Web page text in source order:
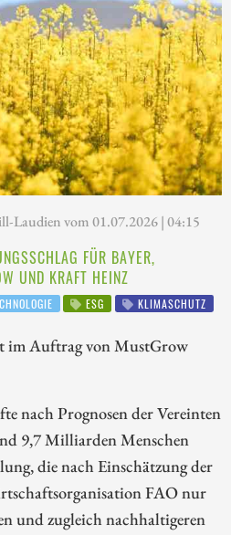
Laudien vom 01.07.2026 | 04:15
FÜR BAYER,
UND KRAFT HEINZ
ESG
KLIMASCHUTZ
im Auftrag von MustGrow
nach Prognosen der Vereinten
9,7 Milliarden Menschen
die nach Einschätzung der
FAO nur
und zugleich nachhaltigeren